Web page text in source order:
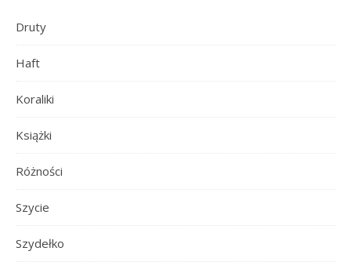
Druty
Haft
Koraliki
Książki
Różności
Szycie
Szydełko